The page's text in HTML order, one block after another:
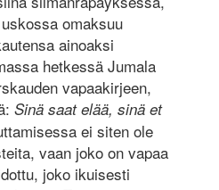
omaksuu
ainoaksi
hetkessä Jumala
vapaakirjeen,
Sinä saat elää, sinä et
ei siten ole
vaan joko on vapaa
joko ikuisesti